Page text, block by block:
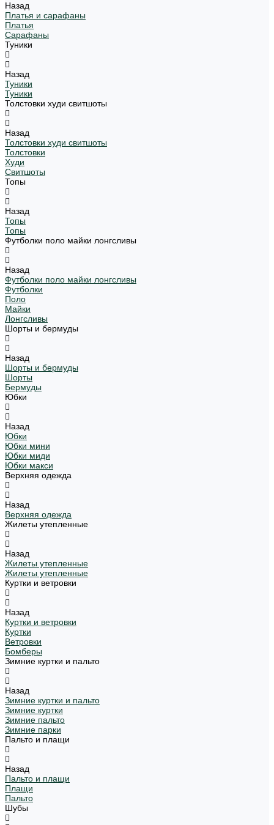
Назад
Платья и сарафаны
Платья
Сарафаны
Туники
Назад
Туники
Туники
Толстовки худи свитшоты
Назад
Толстовки худи свитшоты
Толстовки
Худи
Свитшоты
Топы
Назад
Топы
Топы
Футболки поло майки лонгсливы
Назад
Футболки поло майки лонгсливы
Футболки
Поло
Майки
Лонгсливы
Шорты и бермуды
Назад
Шорты и бермуды
Шорты
Бермуды
Юбки
Назад
Юбки
Юбки мини
Юбки миди
Юбки макси
Верхняя одежда
Назад
Верхняя одежда
Жилеты утепленные
Назад
Жилеты утепленные
Жилеты утепленные
Куртки и ветровки
Назад
Куртки и ветровки
Куртки
Ветровки
Бомберы
Зимние куртки и пальто
Назад
Зимние куртки и пальто
Зимние куртки
Зимние пальто
Зимние парки
Пальто и плащи
Назад
Пальто и плащи
Плащи
Пальто
Шубы